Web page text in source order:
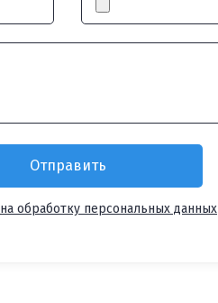
на обработку персональных данных